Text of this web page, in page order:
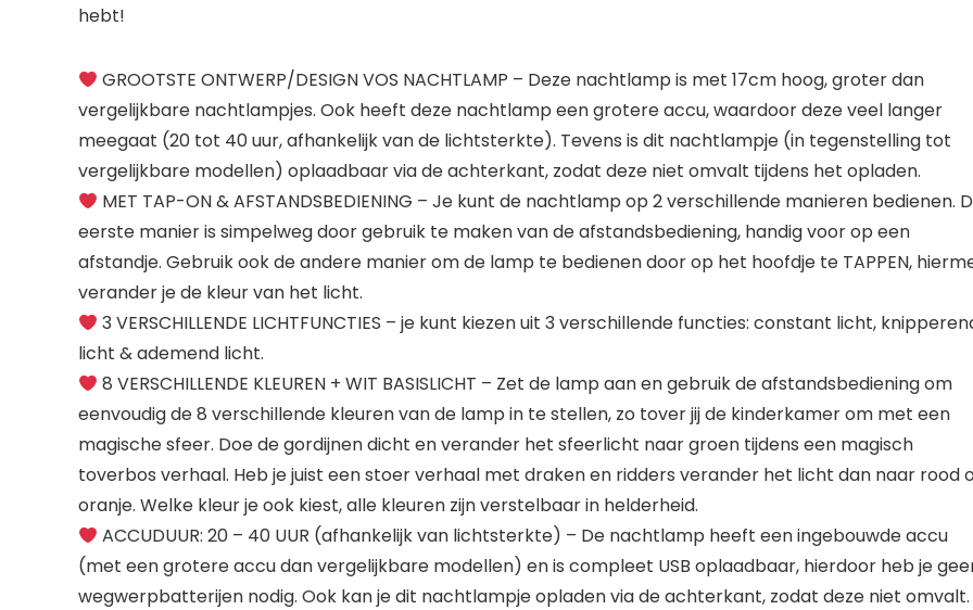
hebt!
GROOTSTE ONTWERP/DESIGN VOS NACHTLAMP – Deze nachtlamp is met 17cm hoog, groter dan
vergelijkbare nachtlampjes. Ook heeft deze nachtlamp een grotere accu, waardoor deze veel langer
meegaat (20 tot 40 uur, afhankelijk van de lichtsterkte). Tevens is dit nachtlampje (in tegenstelling tot
vergelijkbare modellen) oplaadbaar via de achterkant, zodat deze niet omvalt tijdens het opladen.
MET TAP-ON & AFSTANDSBEDIENING – Je kunt de nachtlamp op 2 verschillende manieren bedienen.
eerste manier is simpelweg door gebruik te maken van de afstandsbediening, handig voor op een
afstandje. Gebruik ook de andere manier om de lamp te bedienen door op het hoofdje te TAPPEN,
verander je de kleur van het licht.
3 VERSCHILLENDE LICHTFUNCTIES – je kunt kiezen uit 3 verschillende functies: constant licht,
licht & ademend licht.
8 VERSCHILLENDE KLEUREN + WIT BASISLICHT – Zet de lamp aan en gebruik de afstandsbediening om
eenvoudig de 8 verschillende kleuren van de lamp in te stellen, zo tover jij de kinderkamer om met een
magische sfeer. Doe de gordijnen dicht en verander het sfeerlicht naar groen tijdens een magisch
toverbos verhaal. Heb je juist een stoer verhaal met draken en ridders verander het licht dan naar rood
oranje. Welke kleur je ook kiest, alle kleuren zijn verstelbaar in helderheid.
ACCUDUUR: 20 – 40 UUR (afhankelijk van lichtsterkte) – De nachtlamp heeft een ingebouwde accu
(met een grotere accu dan vergelijkbare modellen) en is compleet USB oplaadbaar, hierdoor heb je
wegwerpbatterijen nodig. Ook kan je dit nachtlampje opladen via de achterkant, zodat deze niet omvalt.